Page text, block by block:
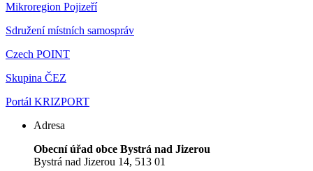
Mikroregion Pojizeří
Sdružení místních samospráv
Czech POINT
Skupina ČEZ
Portál KRIZPORT
Adresa
Obecní úřad obce Bystrá nad Jizerou
Bystrá nad Jizerou 14, 513 01